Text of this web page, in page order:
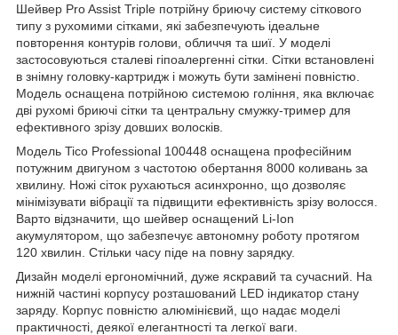
Шейвер Pro Assist Triple потрійну бриючу систему сіткового
типу з рухомими сітками, які забезпечують ідеальне
повторення контурів голови, обличчя та шиї. У моделі
застосовуються сталеві гіпоалергенні сітки. Сітки встановлені
в знімну головку-картридж і можуть бути замінені повністю.
Модель оснащена потрійною системою гоління, яка включає
дві рухомі бриючі сітки та центральну смужку-тример для
ефективного зрізу довших волосків.
Модель Tico Professional 100448 оснащена професійним
потужним двигуном з частотою обертання 8000 коливань за
хвилину. Ножі сіток рухаються асинхронно, що дозволяє
мінімізувати вібрації та підвищити ефективність зрізу волосся.
Варто відзначити, що шейвер оснащений Li-Ion
акумулятором, що забезпечує автономну роботу протягом
120 хвилин. Стільки часу піде на повну зарядку.
Дизайн моделі ергономічний, дуже яскравий та сучасний. На
нижній частині корпусу розташований LED індикатор стану
заряду. Корпус повністю алюмінієвий, що надає моделі
практичності, деякої елегантності та легкої ваги.